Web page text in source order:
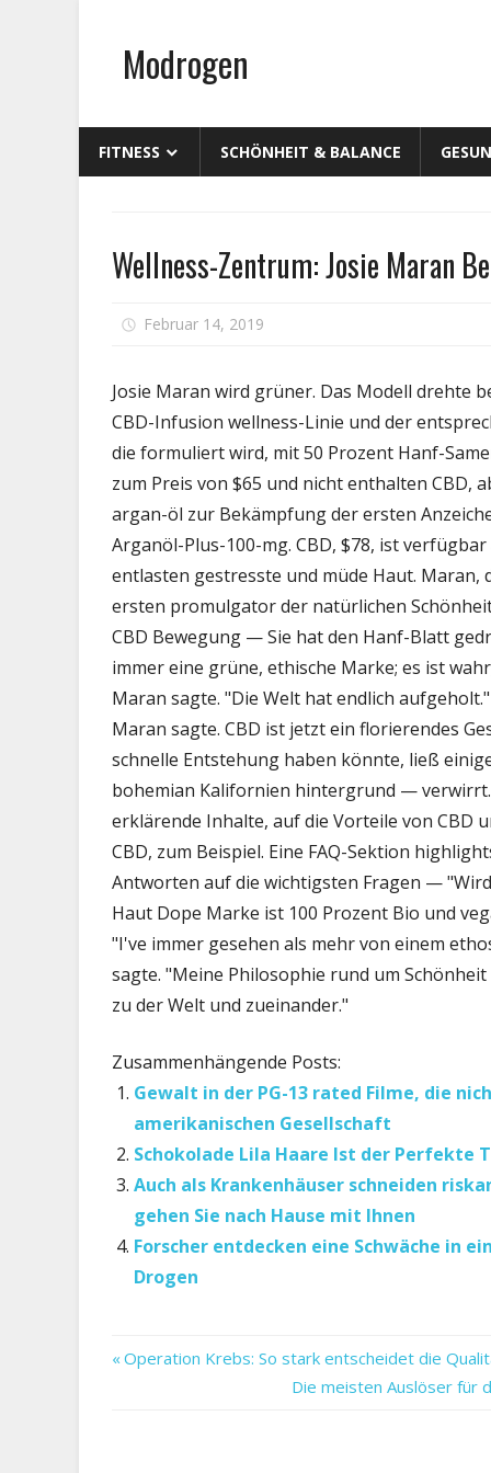
springenModrogen
FITNESS SCHÖNHEIT & BALANCE
&
Wellness-Zentrum: Josie Maran
Februar 14, 2019
Josie Maran wird grüner. Das Modell drehte
CBD-Infusion wellness-Linie und der
die formuliert wird, mit 50 Prozent Hanf-
zum Preis von $65 und nicht enthalten
argan-öl zur Bekämpfung der ersten
Arganöl-Plus-100-mg. CBD, $78, ist
entlasten gestresste und müde Haut.
ersten promulgator der natürlichen
CBD Bewegung — Sie hat den Hanf-Blatt
immer eine grüne, ethische Marke; es ist
Maran sagte. "Die Welt hat endlich
Maran sagte. CBD ist jetzt ein florierendes
schnelle Entstehung haben könnte, ließ
bohemian Kalifornien hintergrund —
erklärende Inhalte, auf die Vorteile von CBD
CBD, zum Beispiel. Eine FAQ-Sektion
Antworten auf die wichtigsten Fragen —
Haut Dope Marke ist 100 Prozent Bio und
"I've immer gesehen als mehr von einem
sagte. "Meine Philosophie rund um
zu der Welt und zueinander."
Zusammenhängende Posts:
Gewalt in der PG-13 rated Filme, die
amerikanischen Gesellschaft
Schokolade Lila Haare Ist der Perfekte
Auch als Krankenhäuser schneiden
gehen Sie nach Hause mit Ihnen
Forscher entdecken eine Schwäche in
Drogen
Beitragsnavigation
Vorheriger
Operation Krebs: So stark entscheidet die
Nächster
Die meisten Auslöser für